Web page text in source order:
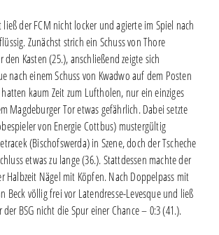
ließ der FCM nicht locker und agierte im Spiel nach
Zunächst strich ein Schuss von Thore
den Kasten (25.), anschließend zeigte sich
nach einem Schuss von Kwadwo auf dem Posten
kaum Zeit zum Luftholen, nur ein einziges
Magdeburger Tor etwas gefährlich. Dabei setzte
von Energie Cottbus) mustergültig
(Bischofswerda) in Szene, doch der Tscheche
etwas zu lange (36.). Stattdessen machte der
Halbzeit Nägel mit Köpfen. Nach Doppelpass mit
Beck völlig frei vor Latendresse-Levesque und ließ
BSG nicht die Spur einer Chance – 0:3 (41.).